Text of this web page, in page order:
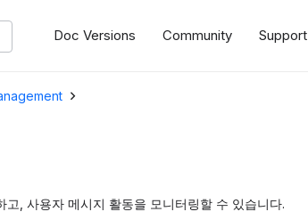
Doc Versions Community Support
, 사용자 메시지 활동을 모니터링할 수 있습니다.